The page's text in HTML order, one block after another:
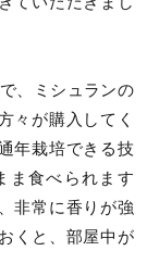
、ミシュランの
々が購入してく
年栽培できる技
ま食べられます
非常に香りが強
くと、部屋中が